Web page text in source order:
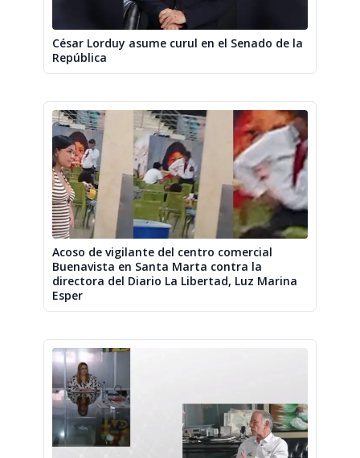
César Lorduy asume curul en el Senado de la
República
Acoso de vigilante del centro comercial
Buenavista en Santa Marta contra la
directora del Diario La Libertad, Luz Marina
Esper